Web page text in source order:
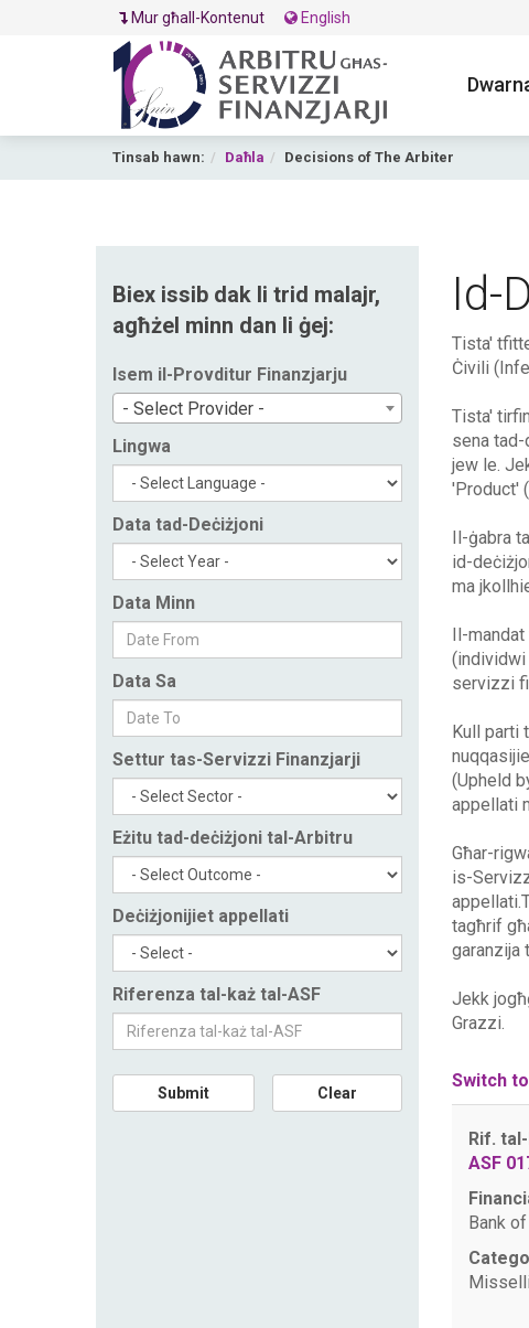
Mur għall-Kontenut English
Tinsab hawn: Daħla Decisions of The Arbiter
Biex issib dak li trid malajr,
agħżel minn dan li ġej:
Isem il-Provditur Finanzjarju
- Select Provider -
Lingwa
Data tad-Deċiżjoni
Data Minn
Data Sa
Settur tas-Servizzi Finanzjarji
Eżitu tad-deċiżjoni tal-Arbitru
Deċiżjonijiet appellati
Riferenza tal-każ tal-ASF
Submit Clear
Id-
Tista'
Ċivili
Tista'
sena
jew le.
'Product'
Il-ġabra
id-
ma
Il-
servizzi
Kull parti
(Upheld
appellati
Għar-
is-
tagħrif
garanzija
Jekk
Grazzi.
Switch
Rif.
ASF
Bank